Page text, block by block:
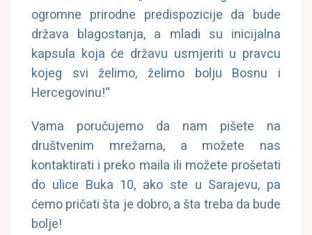
ogromne prirodne predispozicije da bude
država blagostanja, a mladi su inicijalna
kapsula koja će državu usmjeriti u pravcu
kojeg svi želimo, želimo bolju Bosnu i
Hercegovinu!“
Vama poručujemo da nam pišete na
društvenim mrežama, a možete nas
kontaktirati i preko maila ili možete prošetati
do ulice Buka 10, ako ste u Sarajevu, pa
ćemo pričati šta je dobro, a šta treba da bude
bolje!